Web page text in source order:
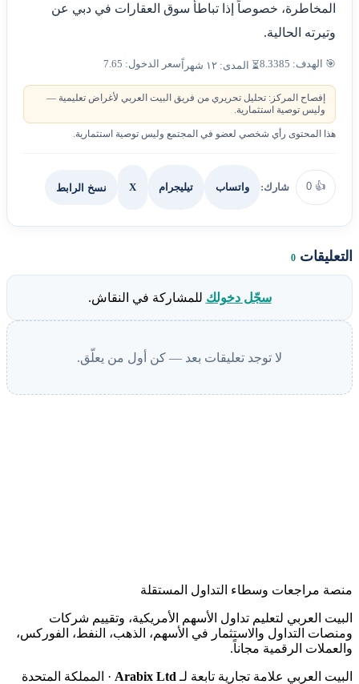
المخاطرة، خصوصاً إذا تباطأ سوق العقارات في دبي عن
وتيرته الحالية.
🎯 الهدف: 8.3385 ⏳ المدى: ١٢ شهراً سعر الدخول: 7.65
إفصاح المركز: تحليل تحريري من فريق البيت العربي لأغراض تعليمية —
وليس توصية استثمارية.
هذا المحتوى رأي شخصي لعضو في المجتمع وليس توصية استثمارية.
👍
0 شارك: واتساب تيليجرام X نسخ الرابط
التعليقات 0
سجّل دخولك للمشاركة في النقاش.
لا توجد تعليقات بعد — كن أول من يعلّق.
منصة مراجعات وسطاء التداول المستقلة
البيت العربي لتعليم تداول الأسهم الأمريكية، وتقييم شركات
ومنصات التداول والاستثمار في الأسهم، الذهب، النفط، الفوركس،
والعملات الرقمية مجاناً.
البيت العربي علامة تجارية تابعة لـ Arabix Ltd · المملكة المتحدة